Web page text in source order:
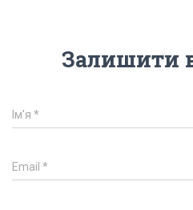
Залишити
Ім'я *
Email *